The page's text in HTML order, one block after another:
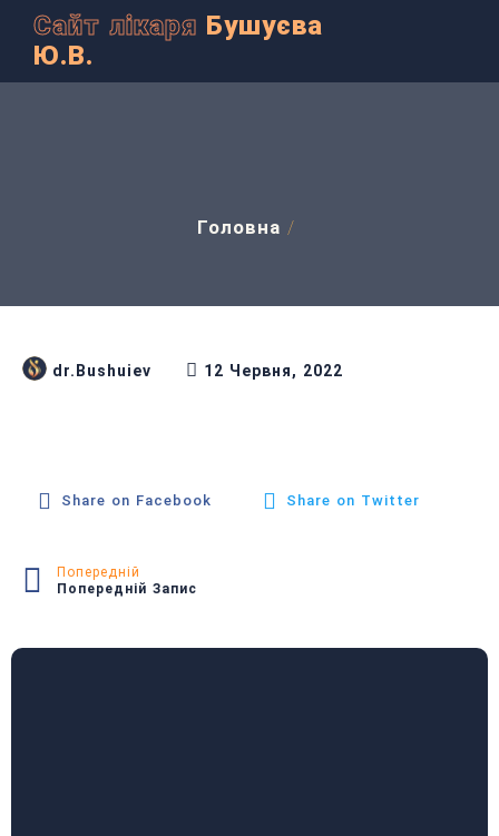
Сайт лікаря Бушуєва
Ю.В.
Головна /
dr.Bushuiev 12 Червня, 2022
Share on Facebook Share on Twitter
Попередній
Попередній Запис